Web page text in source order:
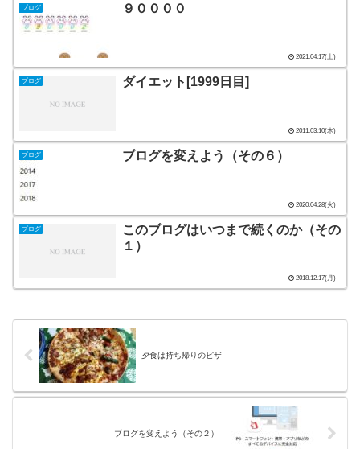
ブログ ９００００
2021.04.17(土)
ブログ ダイエット[1999日目]
2011.03.10(木)
ブログ ブログを変えよう（その６）
2020.04.28(火)
ブログ
このブログはいつまで続くのか（その
１）
2018.12.17(月)
夕食は持ち帰りのピザ
ブログを変えよう（その２）